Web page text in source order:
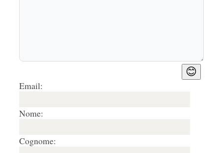
😊
Email:
Nome:
Cognome: